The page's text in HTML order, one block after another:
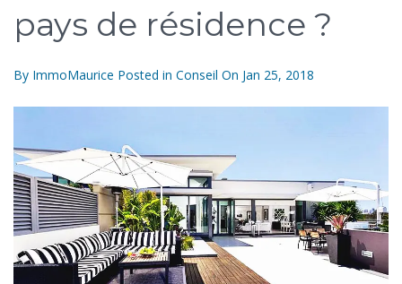
pays de résidence ?
By ImmoMaurice Posted in Conseil On Jan 25, 2018